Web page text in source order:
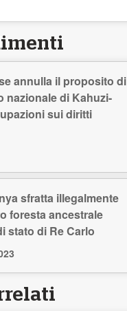
annulla il proposito di
nazionale di Kahuzi-
sui diritti
sfratta illegalmente
foresta ancestrale
stato di Re Carlo